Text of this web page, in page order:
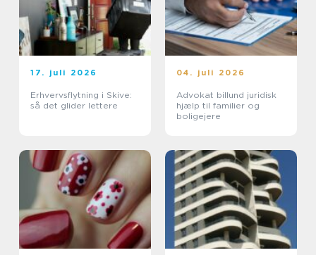
17. juli 2026
Erhvervsflytning i Skive:
så det glider lettere
04. juli 2026
Advokat billund juridisk
hjælp til familier og
boligejere